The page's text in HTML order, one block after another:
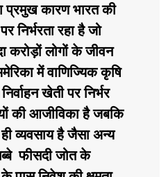
कारण भारत की
निर्भरता रहा है जो
करोड़ों लोगों के जीवन
में वाणिज्यिक कृषि
खेती पर निर्भर
की आजीविका है जबकि
व्यवसाय है जैसा अन्य
फीसदी जोत के